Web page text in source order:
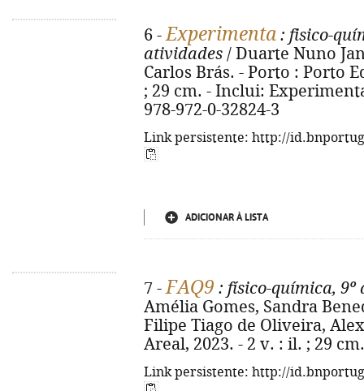
6 -Experimenta : fisico-
atividades / Duarte Nuno
Carlos Brás. - Porto : Porto
; 29 cm. - Inclui:
978-972-0-32824-3
Link persistente: http://
ADICIONAR À LISTA
7 -FAQ9 : físico-química, 9º
Amélia Gomes, Sandra
Filipe Tiago de Oliveira,
Areal, 2023. - 2 v. : il. ; 29
Link persistente: http://